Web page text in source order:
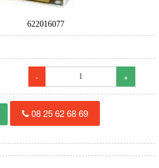
622016077
- +
08 25 62 68 69